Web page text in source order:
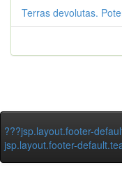
Terras devolutas.
???jsp.layout.footer-
jsp.layout.footer-